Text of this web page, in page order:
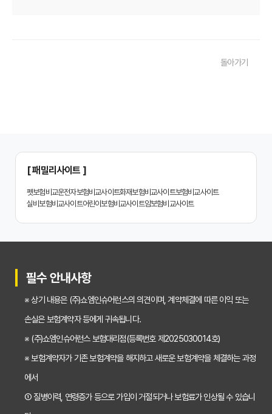
치아보험 비교사이트 똑똑하게 활용하는 3가지 꿀팁
치아보험 비교사이트 선택 전 반드시 알아야 할 5가지 핵심 질문
임플란트, 크라운 치료비 부담? 치아보험 비교사이트 활용법 및 보장꿀팁
2026년 치아보험, 가격 vs 보장! 비교 분석으로 나에게 딱 맞는 보험 찾기
돌아가기
[ 패밀리사이트 ]
펫보험비교운전자보험비교사이트화재보험비교사이트보험비교사이트
실비보험비교사이트어린이보험비교사이트암보험비교사이트
필수 안내사항
※ 상기 내용은 (주)쇼엠인슈어런스의 의견이며, 계약체결에 따른 이익 또는
손실은 보험계약자 등에게 귀속됩니다.
※ (주)쇼엠인슈어런스 보험대리점(등록번호 제2025030014호)
※ 보험계약자가 기존 보험계약을 해지하고 새로운 보험계약을 체결하는 과정
에서
① 질병이력, 연령증가 등으로 가입이 거절되거나 보험료가 인상될 수 있습니